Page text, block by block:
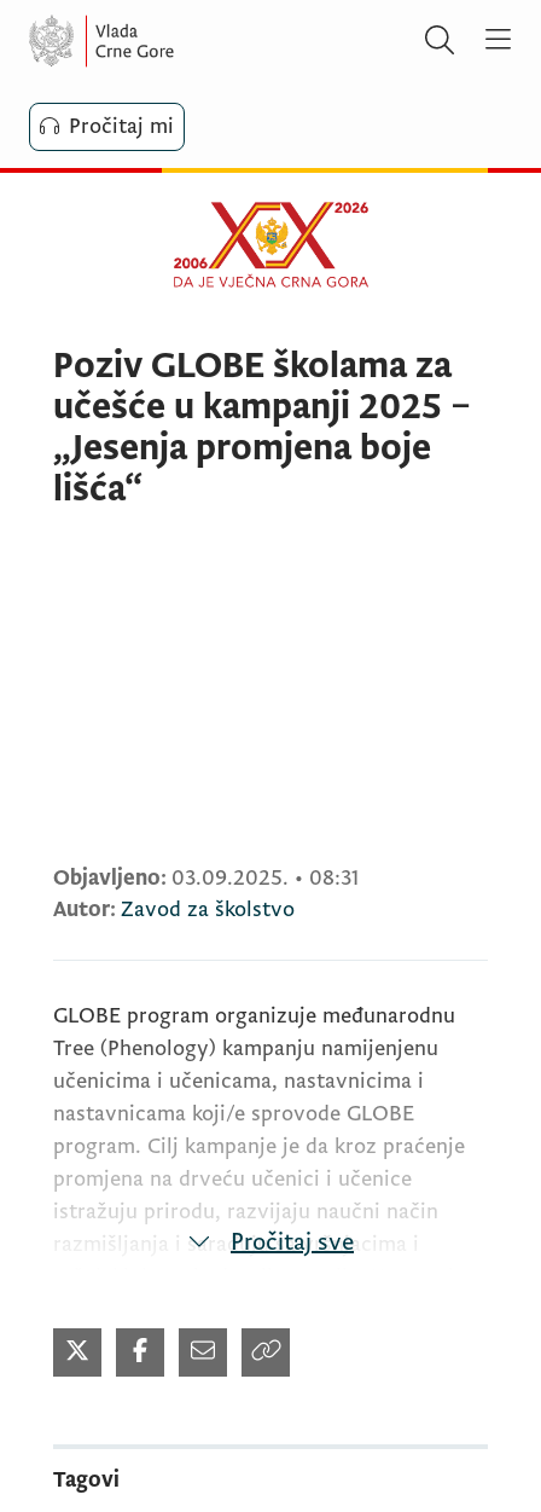
Pročitaj mi
Poziv GLOBE školama za
učešće u kampanji 2025 –
„Jesenja promjena boje
lišća“
Objavljeno: 03.09.2025. • 08:31
Autor: Zavod za školstvo
GLOBE program organizuje međunarodnu
Tree (Phenology) kampanju namijenjenu
učenicima i učenicama, nastavnicima i
nastavnicama koji/e sprovode GLOBE
program. Cilj kampanje je da kroz praćenje
promjena na drveću učenici i učenice
istražuju prirodu, razvijaju naučni način
razmišljanja i sarađuju sa vršnjacima i
fokusirana je na promjene u prirodi tokom
jeseni.
Registracija za kampanju otvorena je do 14.
septembra. Link za registraciju:
Pročitaj sve
Tagovi